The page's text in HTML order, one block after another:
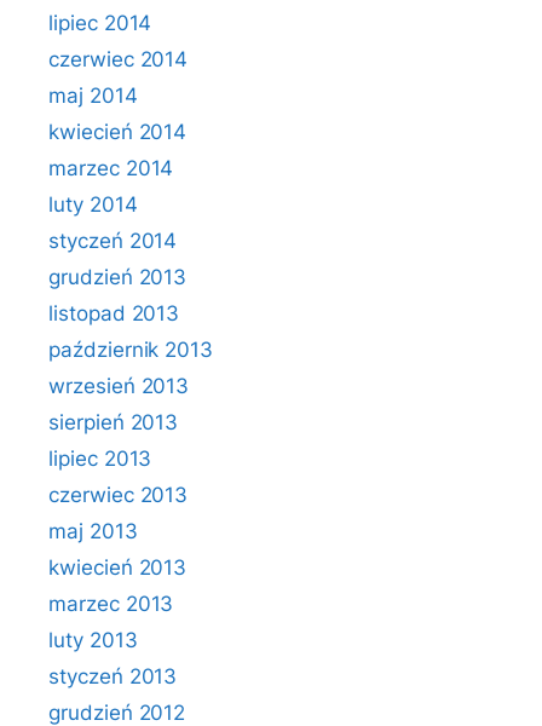
lipiec 2014
czerwiec 2014
maj 2014
kwiecień 2014
marzec 2014
luty 2014
styczeń 2014
grudzień 2013
listopad 2013
październik 2013
wrzesień 2013
sierpień 2013
lipiec 2013
czerwiec 2013
maj 2013
kwiecień 2013
marzec 2013
luty 2013
styczeń 2013
grudzień 2012